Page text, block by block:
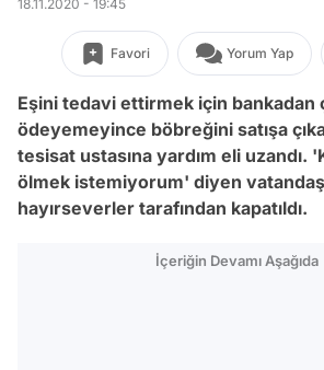
18.11.2020 - 19:45
Favori Yorum Yap
Eşini tedavi ettirmek için
ödeyemeyince böbreğini satışa
tesisat ustasına yardım eli uzandı.
ölmek istemiyorum' diyen
hayırseverler tarafından kapatıldı.
İçeriğin Devamı Aşağıda